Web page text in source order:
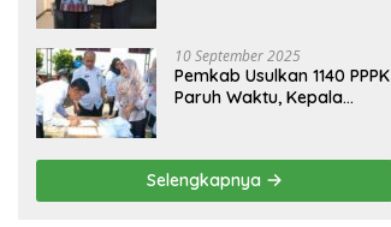
10 September 2025
Pemkab Usulkan 1140 PPPK
Paruh Waktu, Kepala
Selengkapnya